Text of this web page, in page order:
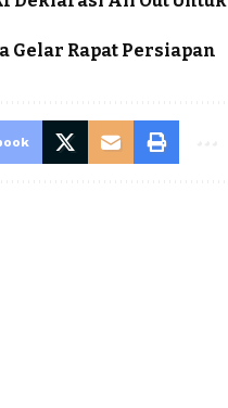
Gelar Rapat Persiapan